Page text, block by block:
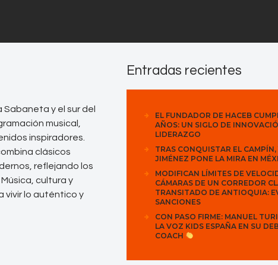
Sabaneta y el sur del
musical,
inspiradores.
clásicos
reflejando los
cultura y
vivir lo auténtico y
Entradas recientes
EL FUNDADOR DE HACEB
AÑOS: UN SIGLO DE
LIDERAZGO
TRAS CONQUISTAR EL CAMPÍN,
JIMÉNEZ PONE LA MIRA EN
MODIFICAN LÍMITES DE
CÁMARAS DE UN CORREDOR
TRANSITADO DE ANTIOQUIA:
SANCIONES
CON PASO FIRME: MANUEL
LA VOZ KIDS ESPAÑA EN SU
COACH